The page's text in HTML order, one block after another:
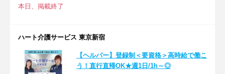
本日、掲載終了
ハート介護サービス 東京新宿
【ヘルパー】登録制＜要資格＞高時給で働こ
う！直行直帰OK★週1日/1h～◎